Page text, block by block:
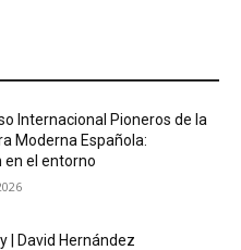
Internacional Pioneros de la
Moderna Española:
en el entorno
| David Hernández